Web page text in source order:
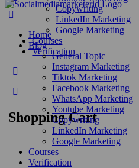
Copywriting
LinkedIn Marketing
Google Marketing
Courses
Verification
Shopping Cart
Home
Blog
General Topic
Instagram Marketing
Tiktok Marketing
Facebook Marketing
WhatsApp Marketing
Youtube Marketing
Copywriting
LinkedIn Marketing
Google Marketing
Courses
Verification